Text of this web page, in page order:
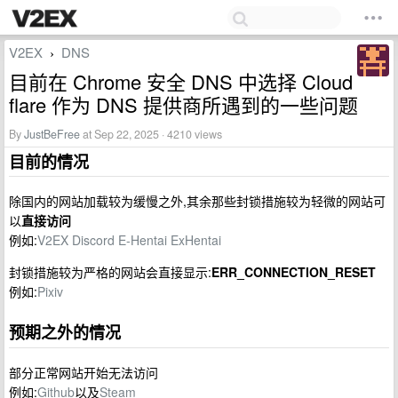
V2EX › DNS
目前在 Chrome 安全 DNS 中选择 Cloud
flare 作为 DNS 提供商所遇到的一些问题
ByJustBeFreeat Sep 22, 2025 · 4210 views
目前的情况
除国内的网站加载较为缓慢之外,其余那些封锁措施较为轻微的网站可
以直接访问
例如:V2EX Discord E-Hentai ExHentai
封锁措施较为严格的网站会直接显示:ERR_CONNECTION_RESET
例如:Pixiv
预期之外的情况
部分正常网站开始无法访问
例如:Github以及Steam